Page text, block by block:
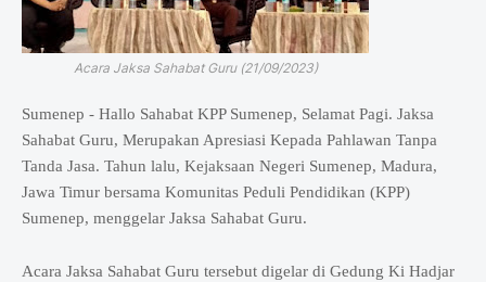
Acara Jaksa Sahabat Guru (21/09/2023)
Sumenep - Hallo Sahabat KPP Sumenep, Selamat Pagi. Jaksa
Sahabat Guru, Merupakan Apresiasi Kepada Pahlawan Tanpa
Tanda Jasa. Tahun lalu, Kejaksaan Negeri Sumenep, Madura,
Jawa Timur bersama Komunitas Peduli Pendidikan (KPP)
Sumenep, menggelar Jaksa Sahabat Guru.
Acara Jaksa Sahabat Guru tersebut digelar di Gedung Ki Hadjar